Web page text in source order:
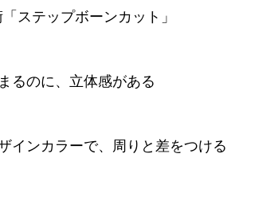
ステップボーンカット」
るのに、立体感がある
インカラーで、周りと差をつける